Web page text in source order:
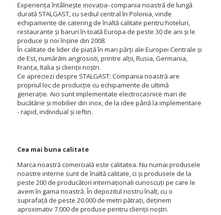
Experiența întâlnește inovația- compania noastră de lungă
durată STALGAST, cu sediul central în Polonia, vinde
echipamente de catering de înaltă calitate pentru hoteluri,
restaurante și baruri în toată Europa de peste 30 de ani și le
produce și noi înșine din 2008.
În calitate de lider de piață în mari părți ale Europei Centrale și
de Est, numărăm angrosisti, printre alții, Rusia, Germania,
Franța, Italia și clienții noștri.
Ce apreciezi despre STALGAST: Compania noastră are
propriul loc de producție cu echipamente de ultimă
generație. Aici sunt implementate electrocasnice mari de
bucătărie și mobilier din inox, de la idee până la implementare
- rapid, individual și ieftin.
Cea mai buna calitate
Marca noastră comercială este calitatea. Nu numai produsele
noastre interne sunt de înaltă calitate, ci și produsele de la
peste 200 de producători internaționali cunoscuți pe care le
avem în gama noastră.În depozitul nostru înalt, cu o
suprafață de peste 20.000 de metri pătrați, deținem
aproximativ 7.000 de produse pentru clienții noștri.